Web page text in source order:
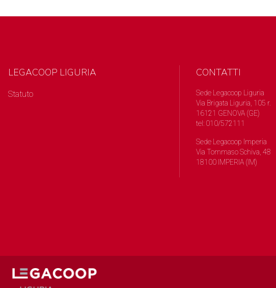
LEGACOOP LIGURIA
Statuto
CONTATTI
Sede Legacoop Liguria
Via Brigata Liguria, 105 r.
16121 GENOVA (GE)
tel: 010/572111
Sede Legacoop Imperia
Via Tommaso Schiva, 48
18100 IMPERIA (IM)